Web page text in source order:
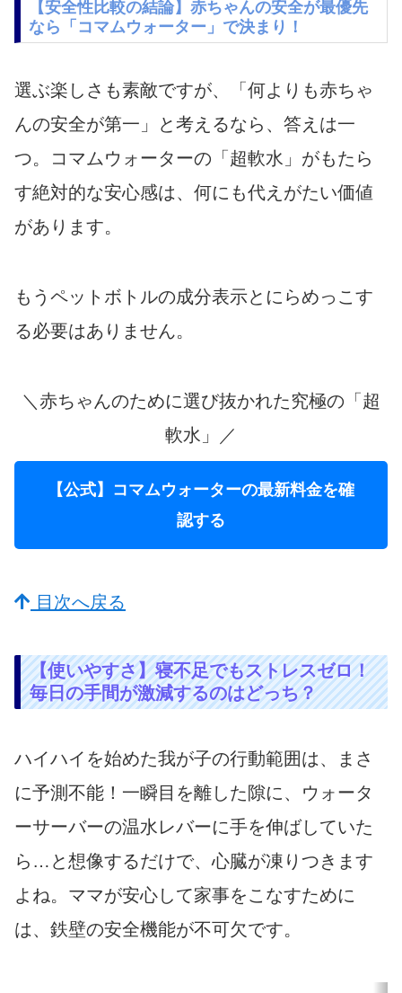
【安全性比較の結論】赤ちゃんの安全が最優先
なら「コマムウォーター」で決まり！
選ぶ楽しさも素敵ですが、「何よりも赤ちゃ
んの安全が第一」と考えるなら、答えは一
つ。コマムウォーターの「超軟水」がもたら
す絶対的な安心感は、何にも代えがたい価値
があります。
もうペットボトルの成分表示とにらめっこす
る必要はありません。
＼赤ちゃんのために選び抜かれた究極の「超
軟水」／
【公式】コマムウォーターの最新料金を確
認する
目次へ戻る
【使いやすさ】寝不足でもストレスゼロ！
毎日の手間が激減するのはどっち？
ハイハイを始めた我が子の行動範囲は、まさ
に予測不能！一瞬目を離した隙に、ウォータ
ーサーバーの温水レバーに手を伸ばしていた
ら…と想像するだけで、心臓が凍りつきます
よね。ママが安心して家事をこなすために
は、鉄壁の安全機能が不可欠です。